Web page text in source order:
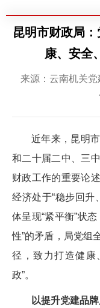
昆明市财政局
康、安全
来源：云南机关
近年来，昆明
和二十届二中、三
财政工作的重要论
经济处于“稳步回升
体呈现“紧平衡”状
性”的矛盾，局党组
径，致力打造健康
政”。
以提升党建品